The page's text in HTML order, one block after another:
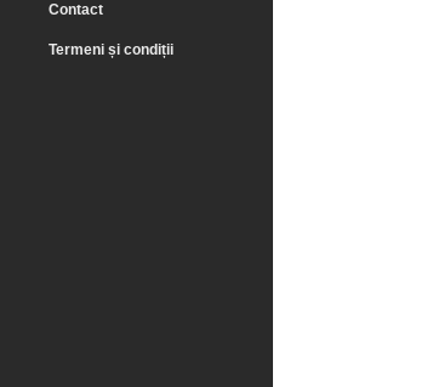
Contact
Termeni și condiții